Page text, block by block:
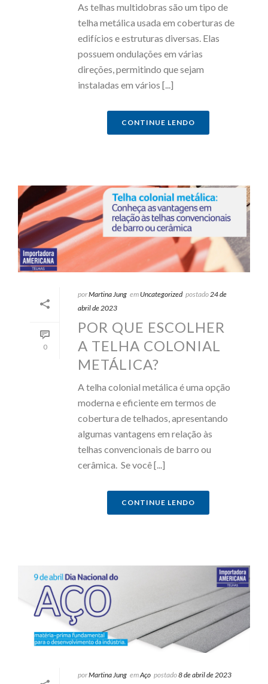
As telhas multidobras são um tipo de
telha metálica usada em coberturas de
edifícios e estruturas diversas. Elas
possuem ondulações em várias
direções, permitindo que sejam
instaladas em vários [...]
CONTINUE LENDO
0
porMartina Jung em Uncategorized postado24 de
abril de 2023
POR QUE ESCOLHER
A TELHA COLONIAL
METÁLICA?
A telha colonial metálica é uma opção
moderna e eficiente em termos de
cobertura de telhados, apresentando
algumas vantagens em relação às
telhas convencionais de barro ou
cerâmica. Se você [...]
CONTINUE LENDO
porMartina Jung emAço postado8 de abril de 2023